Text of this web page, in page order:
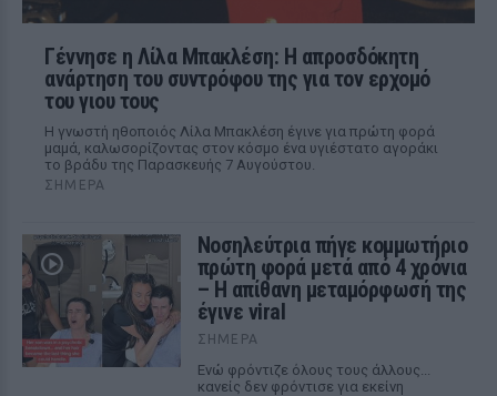
Γέννησε η Λίλα Μπακλέση: Η απροσδόκητη
ανάρτηση του συντρόφου της για τον ερχομό
του γιου τους
Η γνωστή ηθοποιός Λίλα Μπακλέση έγινε για πρώτη φορά
μαμά, καλωσορίζοντας στον κόσμο ένα υγιέστατο αγοράκι
το βράδυ της Παρασκευής 7 Αυγούστου.
ΣΉΜΕΡΑ
Νοσηλεύτρια πήγε κομμωτήριο
πρώτη φορά μετά από 4 χρόνια
– Η απίθανη μεταμόρφωσή της
έγινε viral
ΣΉΜΕΡΑ
Ενώ φρόντιζε όλους τους άλλους...
κανείς δεν φρόντισε για εκείνη